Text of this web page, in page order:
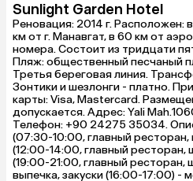
Sunlight Garden Hotel
Реновация: 2014 г. Расположен:
км от г. Манавгат, в 60 км от
номера. Состоит из тридцати
Пляж: общественный песчаный
Третья береговая линия.
Зонтики и шезлонги - платно.
карты: Visa, Mastercard.
допускается. Адрес: Yali
Телефон: +90 24275 35034.
(07:30-10:00, главный
(12:00-14:00, главный ресторан,
(19:00-21:00, главный ресторан,
выпечка, закуски (16:00-17:00) -